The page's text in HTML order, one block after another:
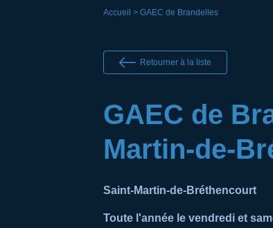
Accueil > GAEC de Brandelles
Retourner à la liste
GAEC de
Martin-de-
Saint-Martin-de-Bréthencourt
Toute l'année le vendredi et